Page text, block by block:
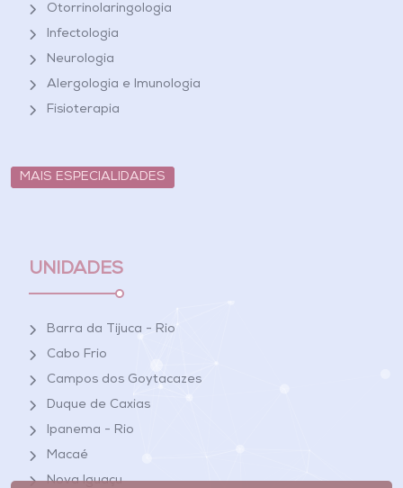
Otorrinolaringologia
Infectologia
Neurologia
Alergologia e Imunologia
Fisioterapia
MAIS ESPECIALIDADES
UNIDADES
Barra da Tijuca - Rio
Cabo Frio
Campos dos Goytacazes
Duque de Caxias
Ipanema - Rio
Macaé
Nova Iguaçu